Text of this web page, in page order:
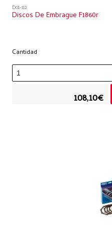
D01-112
Discos De Embrague F1860r
Cantidad
108,10€